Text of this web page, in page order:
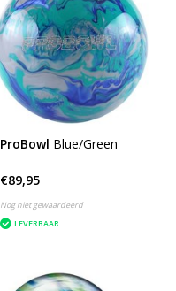
ProBowl Blue/Green
€89,95
Nog niet gewaardeerd
LEVERBAAR